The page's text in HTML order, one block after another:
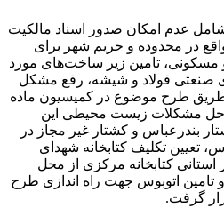
٧ دستور کار شامل عدم امکان صدور اسناد مالکیت
در محدوده و حریم شهر برای
مسکونی، تامین زیر ساخت‌های مورد
صنعتی فولاد و شیشه، رفع مشکل
طرح موضوع در کمیسیون ماده
حل مشکلات زیست محیطی این
بندرعباس و کشتار غیر مجاز در
تعیین تکلیف کتابخانه شهدای
استانی کتابخانه مرکزی از محل
تامین اتوبوس جهت راه اندازی طرح
گرفت.